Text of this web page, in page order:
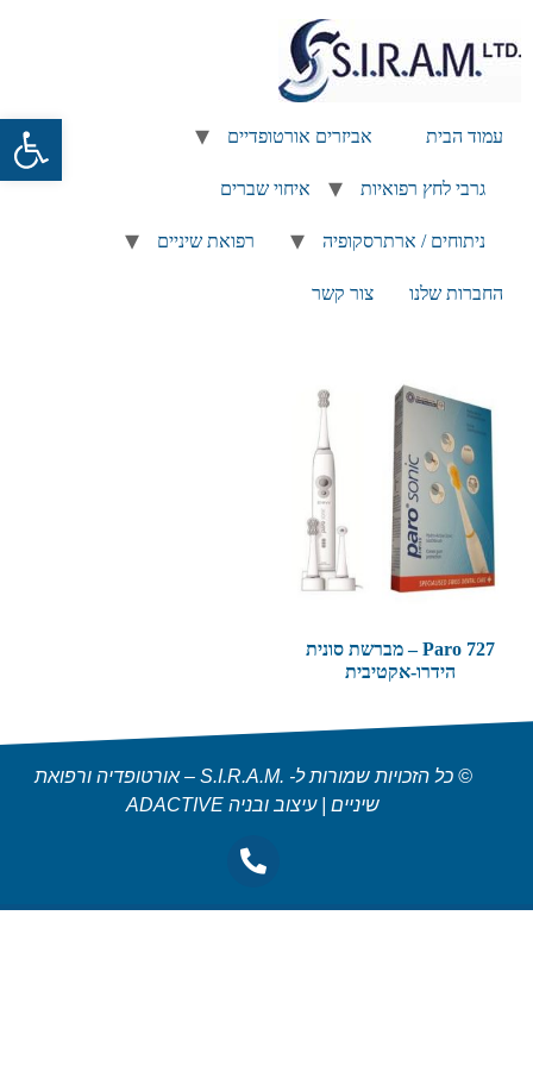
עמוד הבית אביזרים אורטופדיים
גרבי לחץ רפואיות איחוי שברים
ניתוחים / ארתרסקופיה רפואת שיניים
החברות שלנו צור קשר
Paro 727 – מברשת סונית
הידרו-אקטיבית
© כל הזכויות שמורות ל- .S.I.R.A.M – אורטופדיה ורפואת
שיניים | עיצוב ובניה ADACTIVE